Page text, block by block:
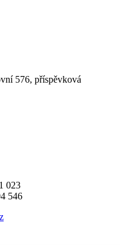
576, příspěvková
023
546